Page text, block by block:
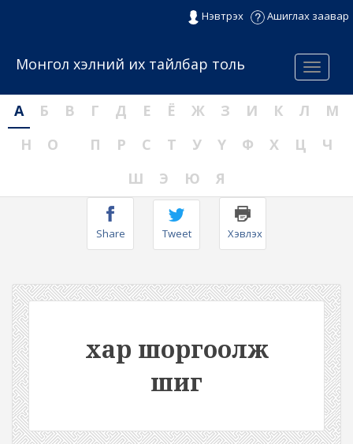
Нэвтрэх Ашиглах заавар
Menu
Монгол хэлний их тайлбар толь
А Б В Г Д Е Ё Ж З И К Л
М
Н
О П Р С Т У Ү Ф Х Ц
Ч
Ш
Э Ю Я
Share Tweet Хэвлэх
хар шоргоолж
шиг